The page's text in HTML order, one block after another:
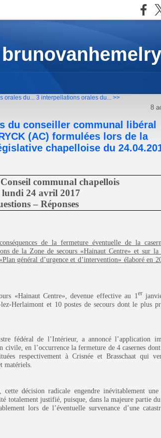
orales du... 3 interpellations orales du... >>
8
du conseiller communal libéral
(AC) formulées lors de la
chapelloise du
communal chapellois
lundi 24 avril 2017
– Réponses
de la fermeture éventuelle de la
dela Zone de secours «Hainaut Centre» et sur la
général d’urgence et d’intervention» élaboré en
«Hainaut Centre», devenue effective au 1 er
Herlaimont et 10 postes de secours dont le plus
fédéral de l’Intérieur, a annoncé l’application
civile, en l’occurrence la fermeture de 4 casernes
respectivement à Crisnée et Brasschaat qui
matériels.
décision radicale engendre inévitablement une
totalement justifié, puisque, dans la majeure partie
lors de l’éventuelle survenance d’une